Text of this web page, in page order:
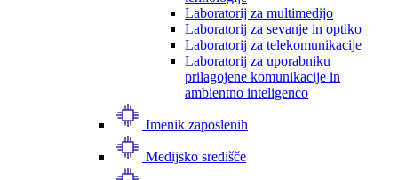
Laboratorij za multimedijo
Laboratorij za sevanje in optiko
Laboratorij za telekomunikacije
Laboratorij za uporabniku
prilagojene komunikacije in
ambientno inteligenco
Imenik zaposlenih
Medijsko središče